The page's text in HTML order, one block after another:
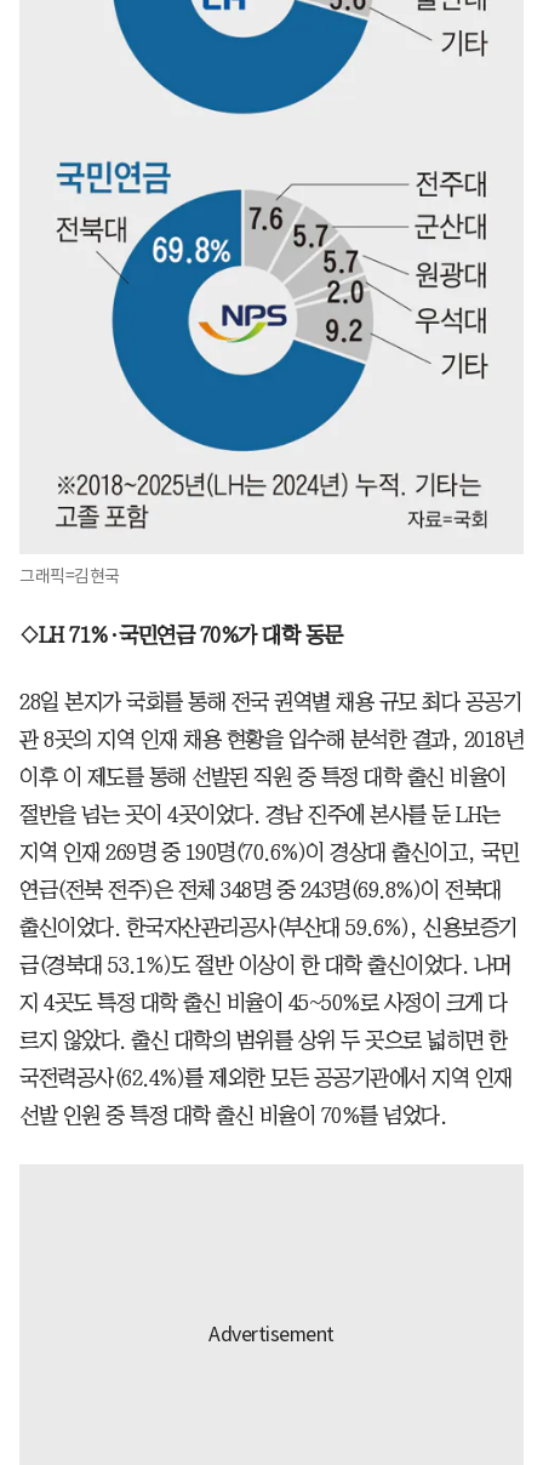
그래픽=김현국
◇LH 71%·국민연금 70%가 대학 동문
28일 본지가 국회를 통해 전국 권역별 채용 규모 최다 공공기
관 8곳의 지역 인재 채용 현황을 입수해 분석한 결과, 2018년
이후 이 제도를 통해 선발된 직원 중 특정 대학 출신 비율이
절반을 넘는 곳이 4곳이었다. 경남 진주에 본사를 둔 LH는
지역 인재 269명 중 190명(70.6%)이 경상대 출신이고, 국민
연금(전북 전주)은 전체 348명 중 243명(69.8%)이 전북대
출신이었다. 한국자산관리공사(부산대 59.6%), 신용보증기
금(경북대 53.1%)도 절반 이상이 한 대학 출신이었다. 나머
지 4곳도 특정 대학 출신 비율이 45~50%로 사정이 크게 다
르지 않았다. 출신 대학의 범위를 상위 두 곳으로 넓히면 한
국전력공사(62.4%)를 제외한 모든 공공기관에서 지역 인재
선발 인원 중 특정 대학 출신 비율이 70%를 넘었다.